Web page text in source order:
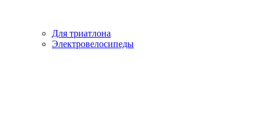
Для триатлона
Электровелосипеды